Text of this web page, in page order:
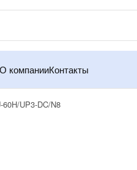
О компанииКонтакты
UP3-DC/N8